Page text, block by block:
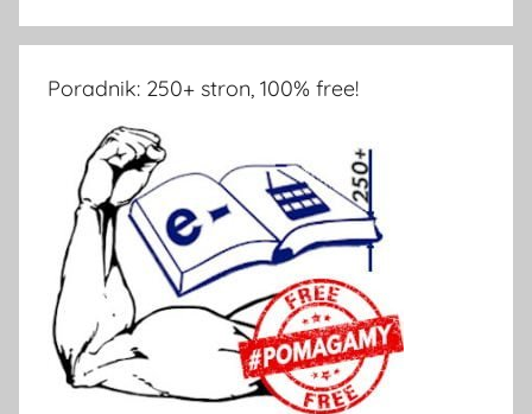
Poradnik: 250+ stron, 100% free!